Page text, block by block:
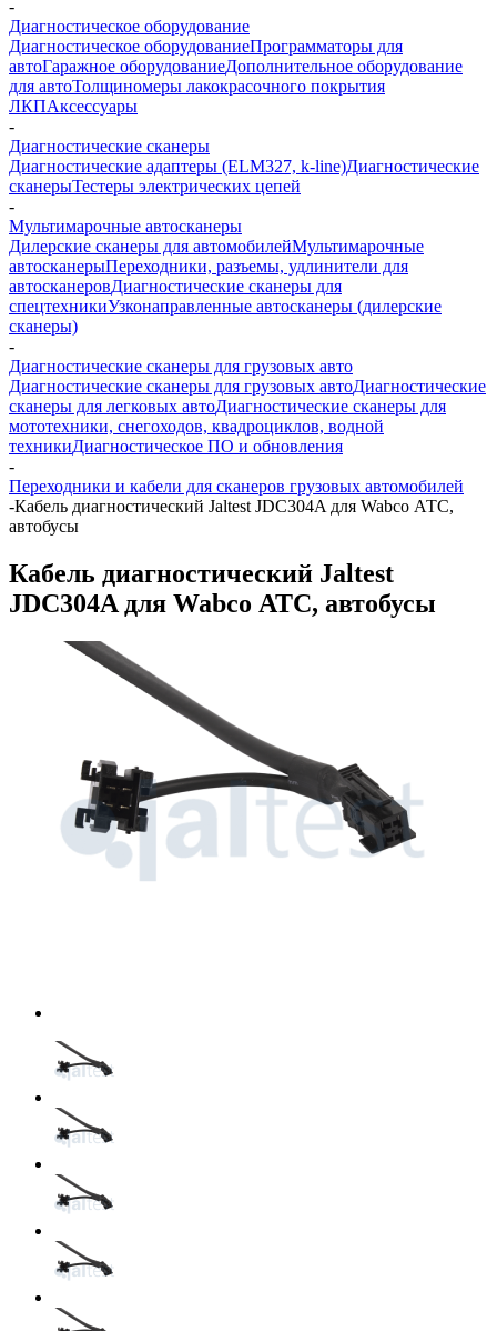
-
Диагностическое оборудование
Диагностическое оборудованиеПрограмматоры для
автоГаражное оборудованиеДополнительное оборудование
для автоТолщиномеры лакокрасочного покрытия
ЛКПАксессуары
-
Диагностические сканеры
Диагностические адаптеры (ELM327, k-line)Диагностические
сканерыТестеры электрических цепей
-
Мультимарочные автосканеры
Дилерские сканеры для автомобилейМультимарочные
автосканерыПереходники, разъемы, удлинители для
автосканеровДиагностические сканеры для
спецтехникиУзконаправленные автосканеры (дилерские
сканеры)
-
Диагностические сканеры для грузовых авто
Диагностические сканеры для грузовых автоДиагностические
сканеры для легковых автоДиагностические сканеры для
мототехники, снегоходов, квадроциклов, водной
техникиДиагностическое ПО и обновления
-
Переходники и кабели для сканеров грузовых автомобилей
-Кабель диагностический Jaltest JDC304A для Wabco АТС,
автобусы
Кабель диагностический Jaltest
JDC304A для Wabco АТС, автобусы